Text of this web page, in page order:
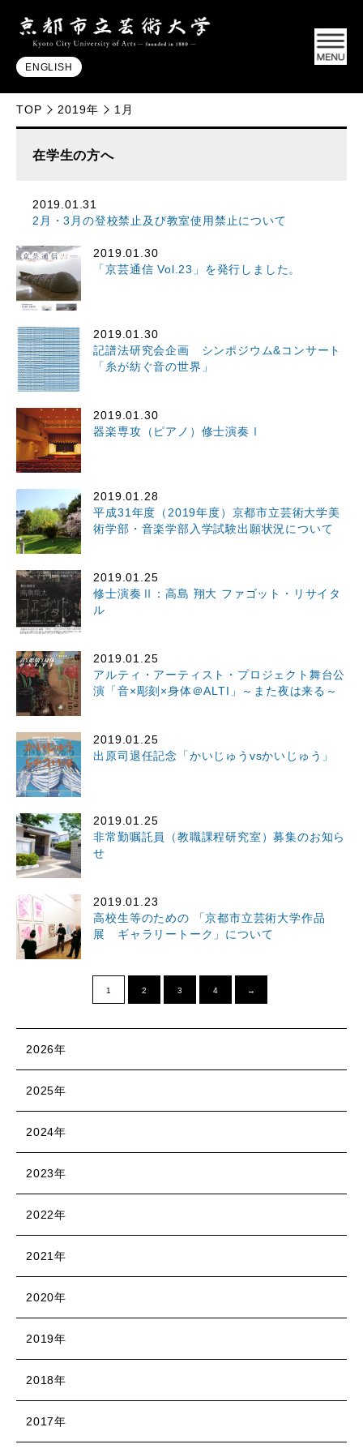
ENGLISH
TOP 2019年 1月
在学生の方へ
2019.01.31
2月・3月の登校禁止及び教室使用禁止について
2019.01.30
「京芸通信 Vol.23」を発行しました。
2019.01.30
記譜法研究会企画 シンポジウム&コンサート
「糸が紡ぐ音の世界」
2019.01.30
器楽専攻（ピアノ）修士演奏Ⅰ
2019.01.28
平成31年度（2019年度）京都市立芸術大学美
術学部・音楽学部入学試験出願状況について
2019.01.25
修士演奏Ⅱ：高島 翔大 ファゴット・リサイタ
ル
2019.01.25
アルティ・アーティスト・プロジェクト舞台公
演「音×彫刻×身体＠ALTI」～また夜は来る～
2019.01.25
出原司退任記念「かいじゅうvsかいじゅう」
2019.01.25
非常勤嘱託員（教職課程研究室）募集のお知ら
せ
2019.01.23
高校生等のための 「京都市立芸術大学作品
展 ギャラリートーク」について
1 2 3 4 →
2026年
2025年
2024年
2023年
2022年
2021年
2020年
2019年
2018年
2017年